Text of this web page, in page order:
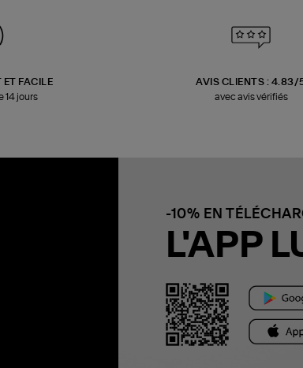
ET FACILE
14 jours
AVIS CLIENTS : 4.83/
avec avis vérifiés
-10% EN
L'APP